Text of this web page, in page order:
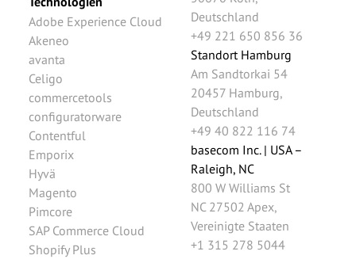
Adobe Experience Cloud
Akeneo
avanta
Celigo
commercetools
configuratorware
Contentful
Emporix
Hyvä
Magento
Pimcore
SAP Commerce Cloud
Shopify Plus
Deutschland
+49 221 650 856 36
Standort Hamburg
Am Sandtorkai 54
20457 Hamburg,
Deutschland
+49 40 822 116 74
basecom Inc. | USA –
Raleigh, NC
800 W Williams St
NC 27502 Apex,
Vereinigte Staaten
+1 315 278 5044